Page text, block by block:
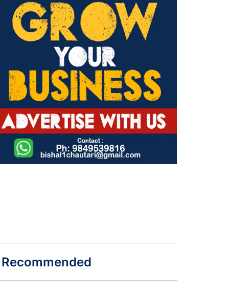
Recommended